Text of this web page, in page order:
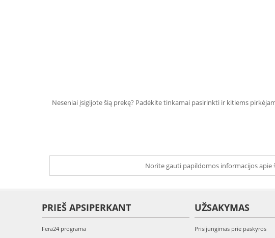
Neseniai įsigijote šią prekę? Padėkite tinkamai pasirinkti ir kitiems
Norite gauti papildomos informacijos apie
PRIEŠ APSIPERKANT
Fera24 programa
UŽSAKYMAS
Prisijungimas prie paskyros